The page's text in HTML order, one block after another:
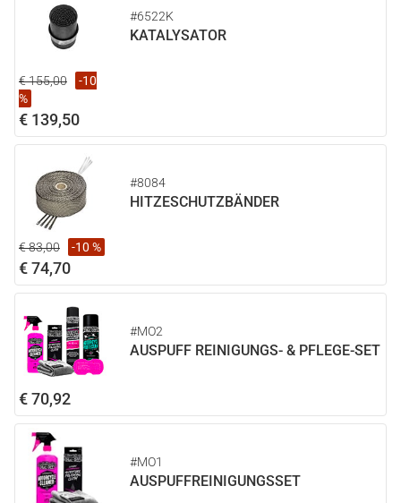
#6522K
KATALYSATOR
€ 155,00
-10
%
€ 139,50
#8084
HITZESCHUTZBÄNDER
€ 83,00 -10 %
€ 74,70
#MO2
AUSPUFF REINIGUNGS- & PFLEGE-SET
€ 70,92
#MO1
AUSPUFFREINIGUNGSSET